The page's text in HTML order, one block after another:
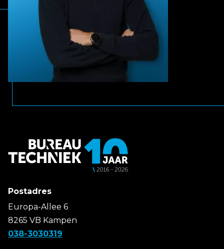
Postadres
Europa-Allee 6
8265 VB Kampen
038-3030319